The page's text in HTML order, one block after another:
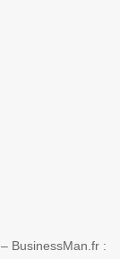
BusinessMan.fr :